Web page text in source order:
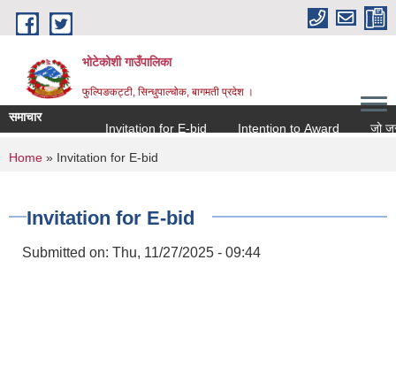
Skip to main content
भोटेकोशी गाउँपालिका
फुल्पिङकट्टी, सिन्धुपाल्चोक, बागमती प्रदेश ।
समाचार
Invitation for E-bid
Intention to Award जो जस
You are here
Home » Invitation for E-bid
Invitation for E-bid
Submitted on: Thu, 11/27/2025 - 09:44